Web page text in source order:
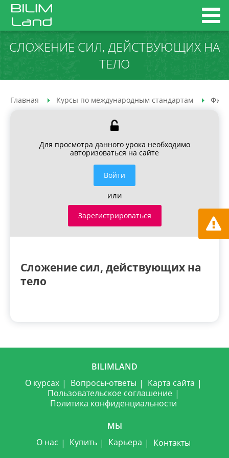
СЛОЖЕНИЕ СИЛ, ДЕЙСТВУЮЩИХ НА
ТЕЛО
Главная Курсы по международным стандартам
Для просмотра данного урока необходимо
авторизоваться на сайте
Войти
или
Зарегистрироваться
Сложение сил, действующих на
тело
BILIMLAND
О курсах
Вопросы-ответы
Карта сайта
Пользовательское соглашение
Политика конфиденциальности
МЫ
О нас
Купить Карьера Контакты